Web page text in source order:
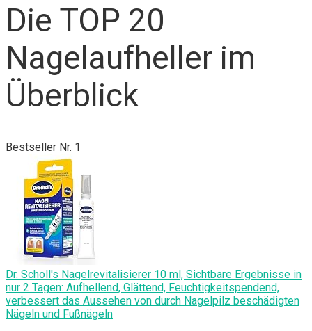
Die TOP 20
Nagelaufheller im
Überblick
Bestseller Nr. 1
Dr. Scholl's Nagelrevitalisierer 10 ml, Sichtbare Ergebnisse in
nur 2 Tagen: Aufhellend, Glättend, Feuchtigkeitspendend,
verbessert das Aussehen von durch Nagelpilz beschädigten
Nägeln und Fußnägeln